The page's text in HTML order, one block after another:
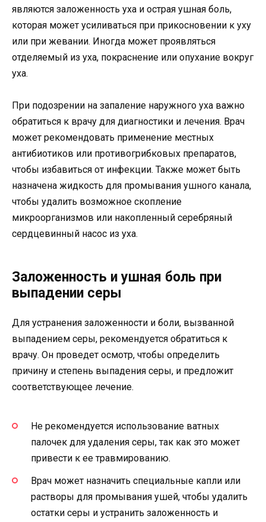
являются заложенность уха и острая ушная боль,
которая может усиливаться при прикосновении к уху
или при жевании. Иногда может проявляться
отделяемый из уха, покраснение или опухание вокруг
уха.
При подозрении на запаление наружного уха важно
обратиться к врачу для диагностики и лечения. Врач
может рекомендовать применение местных
антибиотиков или противогрибковых препаратов,
чтобы избавиться от инфекции. Также может быть
назначена жидкость для промывания ушного канала,
чтобы удалить возможное скопление
микроорганизмов или накопленный серебряный
сердцевинный насос из уха.
Заложенность и ушная боль при
выпадении серы
Для устранения заложенности и боли, вызванной
выпадением серы, рекомендуется обратиться к
врачу. Он проведет осмотр, чтобы определить
причину и степень выпадения серы, и предложит
соответствующее лечение.
Не рекомендуется использование ватных
палочек для удаления серы, так как это может
привести к ее травмированию.
Врач может назначить специальные капли или
растворы для промывания ушей, чтобы удалить
остатки серы и устранить заложенность и